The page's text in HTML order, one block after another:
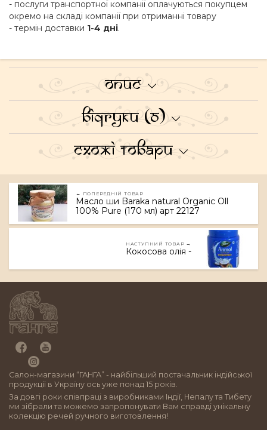
- послуги транспортної компанії оплачуються покупцем
окремо на складі компанії при отриманні товару
- термін доставки 1-4 дні.
Опис
Відгуки (0)
Схожі товари
← ПОПЕРЕДНІЙ ТОВАР
Масло ши Baraka natural Organic Oll
100% Pure (170 мл) арт 22127
НАСТУПНИЙ ТОВАР →
Кокосова олія -
Салон-магазини “ГАНГА” - найбільший постачальник індійської
продукції в Україну ось уже понад 15 років.
За довгі роки співпраці з виробниками Індії, Непалу та Тибету
ми зібрали та можемо запропонувати Вам справді унікальну
колекцію речей ручного виготовлення!